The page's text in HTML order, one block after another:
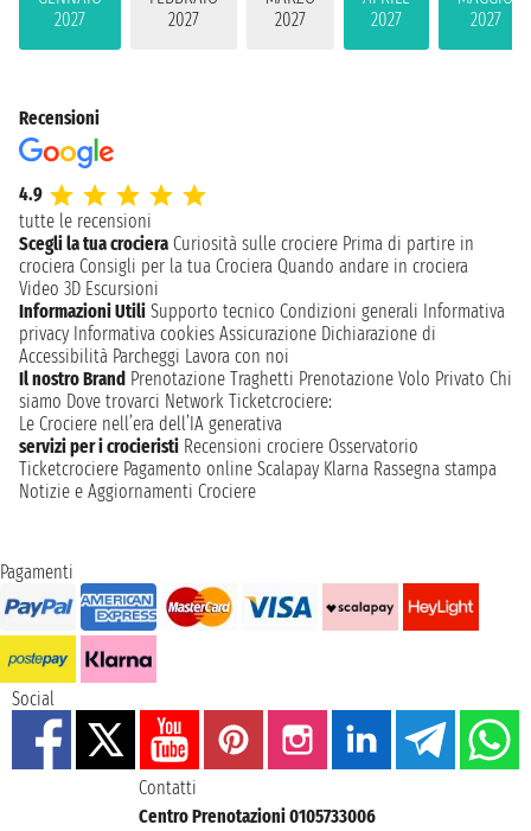
2027
2027
2027
2027
2027
Recensioni
4.9
tutte le recensioni
Scegli la tua crociera Curiosità sulle crociere Prima di partire in
crociera Consigli per la tua Crociera Quando andare in crociera
Video 3D Escursioni
Informazioni Utili Supporto tecnico Condizioni generali Informativa
privacy Informativa cookies Assicurazione Dichiarazione di
Accessibilità Parcheggi Lavora con noi
Il nostro Brand Prenotazione Traghetti Prenotazione Volo Privato Chi
siamo Dove trovarci Network Ticketcrociere:
Le Crociere nell’era dell’IA generativa
servizi per i crocieristi Recensioni crociere Osservatorio
Ticketcrociere Pagamento online Scalapay Klarna Rassegna stampa
Notizie e Aggiornamenti Crociere
Pagamenti
Social
Contatti
Centro Prenotazioni 0105733006